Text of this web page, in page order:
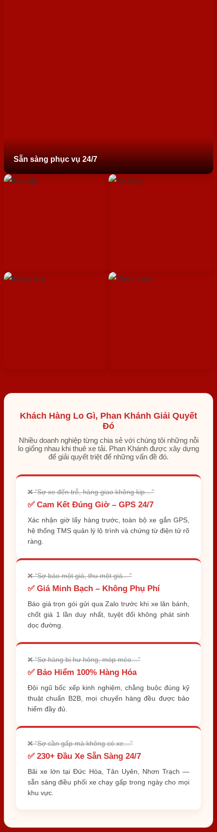
Sẵn sàng phục vụ 24/7
Khách Hàng Lo Gì, Phan Khánh Giải Quyết
Đó
Nhiều doanh nghiệp từng chia sẻ với chúng tôi những nỗi
lo giống nhau khi thuê xe tải. Phan Khánh được xây dựng
để giải quyết triệt để những vấn đề đó.
❌ “Sợ xe đến trễ, hàng giao không kịp…”
✅ Cam Kết Đúng Giờ – GPS 24/7
Xác nhận giờ lấy hàng trước, toàn bộ xe gắn GPS,
hệ thống TMS quản lý lộ trình và chứng từ điện tử rõ
ràng.
❌ “Sợ báo một giá, thu một giá…”
✅ Giá Minh Bạch – Không Phụ Phí
Báo giá trọn gói gửi qua Zalo trước khi xe lăn bánh,
chốt giá 1 lần duy nhất, tuyệt đối không phát sinh
dọc đường.
❌ “Sợ hàng bị hư hỏng, móp méo…”
✅ Bảo Hiểm 100% Hàng Hóa
Đội ngũ bốc xếp kinh nghiệm, chằng buộc đúng kỹ
thuật chuẩn B2B, mọi chuyến hàng đều được bảo
hiểm đầy đủ.
❌ “Sợ cần gấp mà không có xe…”
✅ 230+ Đầu Xe Sẵn Sàng 24/7
Bãi xe lớn tại Đức Hòa, Tân Uyên, Nhơn Trạch —
sẵn sàng điều phối xe chạy gấp trong ngày cho mọi
khu vực.